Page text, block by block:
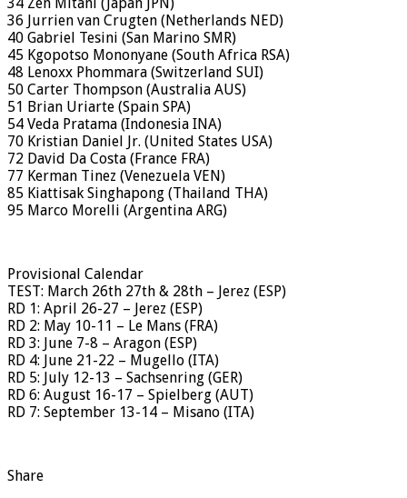
34 Zen Mitani (Japan JPN)
36 Jurrien van Crugten (Netherlands NED)
40 Gabriel Tesini (San Marino SMR)
45 Kgopotso Mononyane (South Africa RSA)
48 Lenoxx Phommara (Switzerland SUI)
50 Carter Thompson (Australia AUS)
51 Brian Uriarte (Spain SPA)
54 Veda Pratama (Indonesia INA)
70 Kristian Daniel Jr. (United States USA)
72 David Da Costa (France FRA)
77 Kerman Tinez (Venezuela VEN)
85 Kiattisak Singhapong (Thailand THA)
95 Marco Morelli (Argentina ARG)
Provisional Calendar
TEST: March 26th 27th & 28th – Jerez (ESP)
RD 1: April 26-27 – Jerez (ESP)
RD 2: May 10-11 – Le Mans (FRA)
RD 3: June 7-8 – Aragon (ESP)
RD 4: June 21-22 – Mugello (ITA)
RD 5: July 12-13 – Sachsenring (GER)
RD 6: August 16-17 – Spielberg (AUT)
RD 7: September 13-14 – Misano (ITA)
Share